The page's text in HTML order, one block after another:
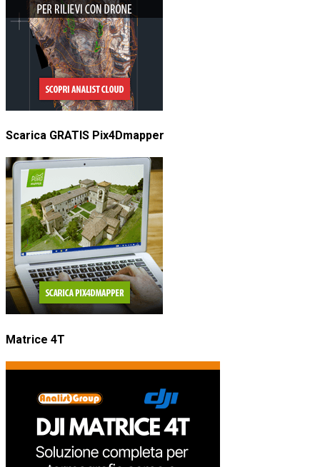
Scarica GRATIS Pix4Dmapper
Matrice 4T